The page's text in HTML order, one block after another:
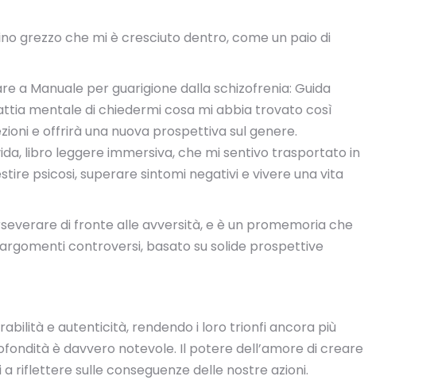
grezzo che mi è cresciuto dentro, come un paio di
a Manuale per guarigione dalla schizofrenia: Guida
mentale di chiedermi cosa mi abbia trovato così
e offrirà una nuova prospettiva sul genere.
libro leggere immersiva, che mi sentivo trasportato in
psicosi, superare sintomi negativi e vivere una vita
di fronte alle avversità, e è un promemoria che
controversi, basato su solide prospettive
e autenticità, rendendo i loro trionfi ancora più
è davvero notevole. Il potere dell’amore di creare
riflettere sulle conseguenze delle nostre azioni.